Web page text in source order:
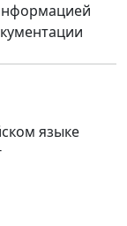
языке